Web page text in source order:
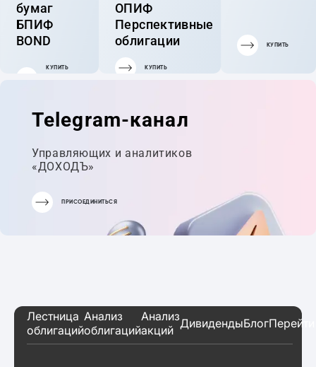
бумаг
БПИФ
BOND
КУПИТЬ
ОПИФ
Перспективные
облигации
КУПИТЬ
КУПИТЬ
Telegram-канал
Управляющих и аналитиков
«ДОХОДЪ»
ПРИСОЕДИНИТЬСЯ
Лестница
облигаций
Анализ
облигаций
Анализ
акций ДивидендыБлог